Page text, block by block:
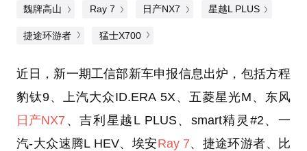
魏牌高山 Ray 7 日产NX7 星越L PLUS
捷途环游者 猛士X700
近日，新一期工信部新车申报信息出炉，包括方程
豹钛9、上汽大众ID.ERA 5X、五菱星光M、东风
日产NX7 、吉利星越L PLUS、smart精灵#2、一
汽-大众速腾L HEV、埃安Ray 7、捷途环游者、比